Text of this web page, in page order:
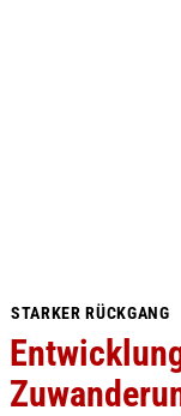
STARKER RÜCKGANG